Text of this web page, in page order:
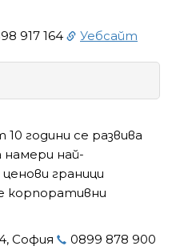
917 164 Уебсайт
години се развива
най-
граници
корпоративни
София
0899 878 900